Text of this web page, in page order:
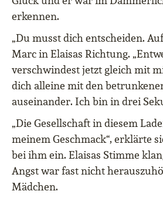
erkennen.
„Du musst dich entscheiden.
Marc in Elaisas Richtung.
verschwindest jetzt gleich mit
dich alleine mit den
auseinander. Ich bin in drei
„Die Gesellschaft in diesem
meinem Geschmack“, erklärte
bei ihm ein. Elaisas Stimme
Angst war fast nicht
Mädchen.